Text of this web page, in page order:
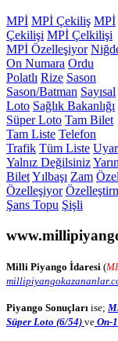
MPİ MPİ Çekiliş MPİ
Çekilişi MPİ Çelkilişi
MPİ Özelleşiyor
On Numara Ordu
Polatlı Rize Sason
Sason/Batman Sayısal
Loto Sağlık Bakanlığı
Süper Loto Tam Bilet
Tam Liste Telefon
Trafik Tüm Liste
Yalnız Değilsiniz
BiletYılbaşı Zam
Özelleşiyor
Şans Topu Şişli
Milli Piyango İdaresi (
Piyango Sonuçları ise;
Süper Loto (6/54) ve On-